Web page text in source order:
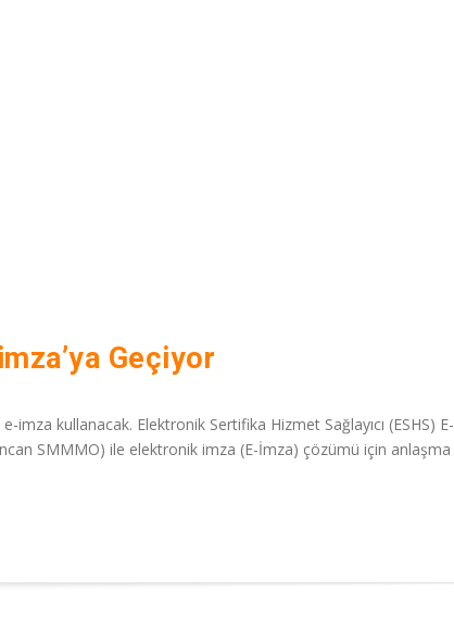
Geçiyor
imza kullanacak. Elektronik Sertifika Hizmet Sağlayıcı (ESHS) E-
SMMMO) ile elektronik imza (E-İmza) çözümü için anlaşma